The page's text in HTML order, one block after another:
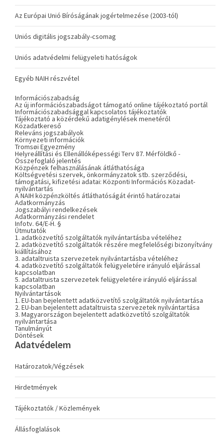
Az Európai Unió Bíróságának jogértelmezése (2003-tól)
Uniós digitális jogszabály-csomag
Uniós adatvédelmi felügyeleti hatóságok
Egyéb NAIH részvétel
Információszabadság
Az új információszabadságot támogató online tájékoztató portál
Információszabadsággal kapcsolatos tájékoztatók
Tájékoztató a közérdekű adatigénylések menetéről
Közadatkereső
Releváns jogszabályok
Környezeti információk
Tromsøi Egyezmény
Helyreállítási és Ellenállóképességi Terv 87. Mérföldkő -
Összefoglaló jelentés
Közpénzek felhasználásának átláthatósága
Költségvetési szervek, önkormányzatok stb. szerződési,
támogatási, kifizetési adatai: Központi Információs Közadat-
nyilvántartás
A NAIH közpénzköltés átláthatóságát érintő határozatai
Adatkormányzás
Jogszabályi rendelkezések
Adatkormányzási rendelet
Infotv. 64/E-H. §
Útmutatók
1. adatközvetítő szolgáltatók nyilvántartásba vételéhez
2. adatközvetítő szolgáltatók részére megfelelőségi bizonyítvány
kiállításához
3. adataltruista szervezetek nyilvántartásba vételéhez
4. adatközvetítő szolgáltatók felügyeletére irányuló eljárással
kapcsolatban
5. adataltruista szervezetek felügyeletére irányuló eljárással
kapcsolatban
Nyilvántartások
1. EU-ban bejelentett adatközvetítő szolgáltatók nyilvántartása
2. EU-ban bejelentett adataltruista szervezetek nyilvántartása
3. Magyarországon bejelentett adatközvetítő szolgáltatók
nyilvántartása
Tanulmányút
Döntések
Adatvédelem
Határozatok/Végzések
Hirdetmények
Tájékoztatók / Közlemények
Állásfoglalások